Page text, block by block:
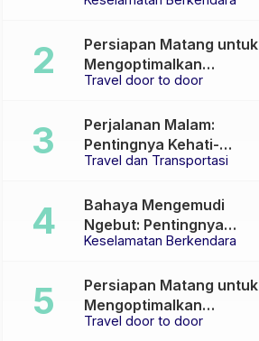
Travel door to door
Persiapan Matang untuk
Mengoptimalkan
Pengalaman Travel
Travel dan Transportasi
Perjalanan Malam:
Pentingnya Kehati-
hatian dan Pemilihan
Keselamatan Berkendara
Bahaya Mengemudi
Ngebut: Pentingnya
Keselamatan di Jalan
Travel door to door
Persiapan Matang untuk
Mengoptimalkan
Pengalaman Travel